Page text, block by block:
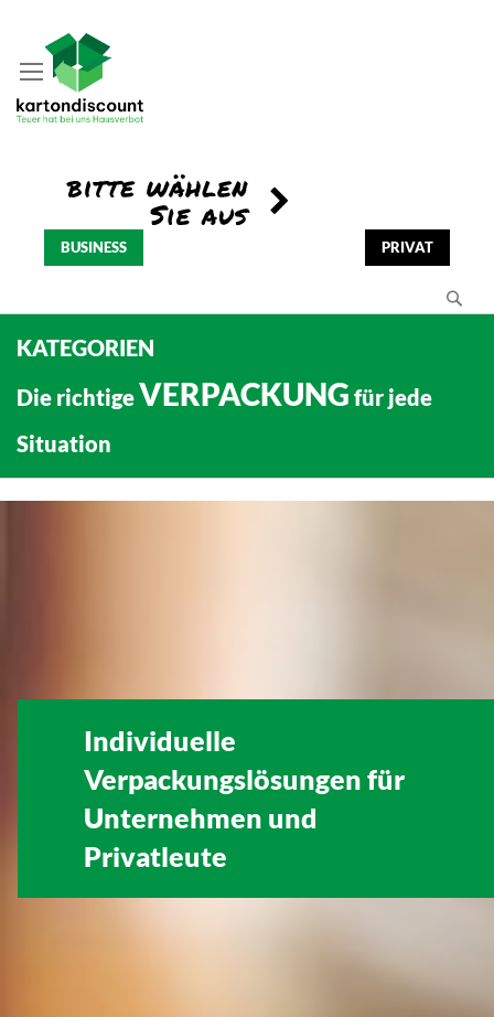
BUSINESS PRIVAT
KATEGORIEN
Die richtigeVERPACKUNG für jede
Situation
Individuelle
Verpackungslösungen für
Unternehmen und
Privatleute